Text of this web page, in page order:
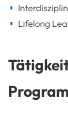
Lifelong